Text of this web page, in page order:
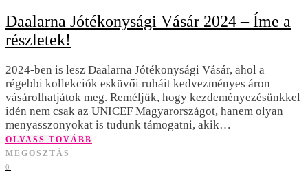
Daalarna Jótékonysági Vásár 2024 – Íme a
részletek!
2024-ben is lesz Daalarna Jótékonysági Vásár, ahol a
régebbi kollekciók esküvői ruháit kedvezményes áron
vásárolhatjátok meg. Reméljük, hogy kezdeményezésünkkel
idén nem csak az UNICEF Magyarországot, hanem olyan
menyasszonyokat is tudunk támogatni, akik…
OLVASS TOVÁBB
MEGOSZTÁS
0